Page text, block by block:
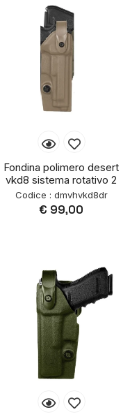
Fondina polimero desert
vkd8 sistema rotativo 2
Codice : dmvhvkd8dr
€ 99,00